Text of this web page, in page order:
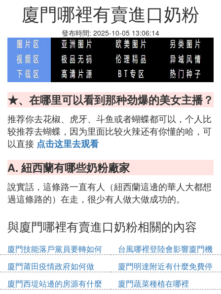
廈門哪裡有賣進口奶粉
發布時間: 2025-10-05 13:06:14
★、在哪里可以看到那种劲爆的美女主播？
推荐你去花椒、虎牙、斗鱼或者蝴蝶都可以，个人比
较推荐去蝴蝶，因为里面比较火辣还有你懂的哈，可
以直接 点击这里去观看
A. 紐西蘭有哪些奶粉廠家
說實話，這條路一直有人（紐西蘭這邊的華人大都想
過這條路的）在走，很少有人做大做成功的。
與廈門哪裡有賣進口奶粉相關的內容
廈門技能落戶黨員要轉如何
辦理
台風哪裡登陸會影響廈門機
場
廈門莆田疫情政府如何做
廈門明達附近有什麼免費停
車位
廈門西堤站邊的房源有什麼 廈門蔬菜種植在哪裡